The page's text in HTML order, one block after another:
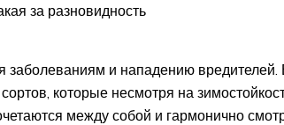
за разновидность
заболеваниям и нападению
которые несмотря на
между собой и гармонично